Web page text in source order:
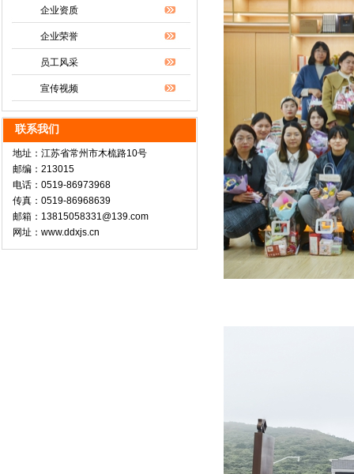
企业资质
企业荣誉
员工风采
宣传视频
联系我们
地址：江苏省常州市木梳路10号
邮编：213015
电话：0519-86973968
传真：0519-86968639
邮箱：13815058331@139.com
网址：www.ddxjs.cn